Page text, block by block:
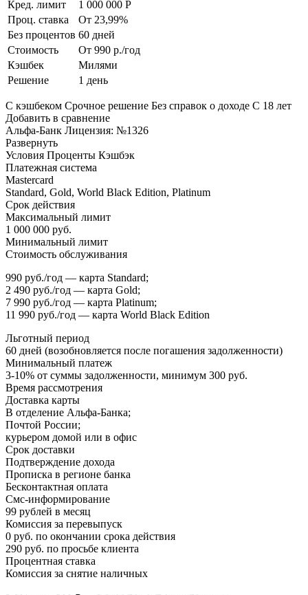
Кред. лимит
1 000 000 Р
Проц. ставка
От 23,99%
Без процентов 60 дней
Стоимость
От 990 р./год
Кэшбек
Милями
Решение
1 день
С кэшбеком Срочное решение Без справок о доходе С 18 лет
Добавить в сравнение
Альфа-Банк Лицензия: №1326
Развернуть
Условия Проценты Кэшбэк
Платежная система
Mastercard
Standard, Gold, World Black Edition, Platinum
Срок действия
Максимальный лимит
1 000 000 руб.
Минимальный лимит
Стоимость обслуживания
990 руб./год — карта Standard;
2 490 руб./год — карта Gold;
7 990 руб./год — карта Platinum;
11 990 руб./год — карта World Black Edition
Льготный период
60 дней (возобновляется после погашения задолженности)
Минимальный платеж
3-10% от суммы задолженности, минимум 300 руб.
Время рассмотрения
Доставка карты
В отделение Альфа-Банка;
Почтой России;
курьером домой или в офис
Срок доставки
Подтверждение дохода
Прописка в регионе банка
Бесконтактная оплата
Смс-информирование
99 рублей в месяц
Комиссия за перевыпуск
0 руб. по окончании срока действия
290 руб. по просьбе клиента
Процентная ставка
Комиссия за снятие наличных